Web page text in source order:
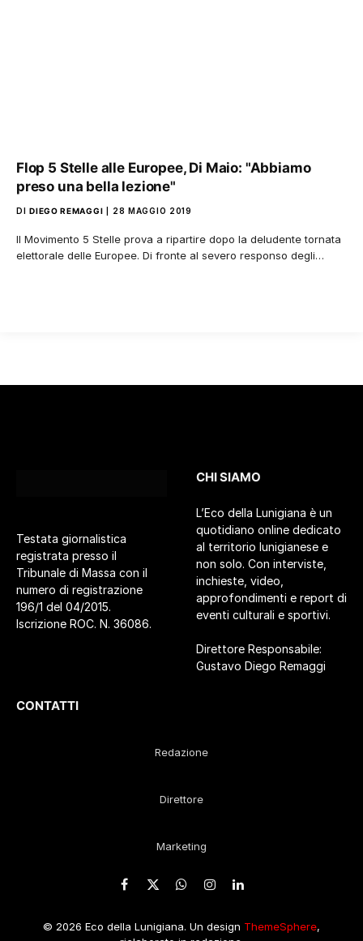
Flop 5 Stelle alle Europee, Di Maio: "Abbiamo
preso una bella lezione"
DI DIEGO REMAGGI 28 MAGGIO 2019
Il Movimento 5 Stelle prova a ripartire dopo la deludente tornata
elettorale delle Europee. Di fronte al severo responso degli…
Testata giornalistica
registrata presso il
Tribunale di Massa con il
numero di registrazione
196/1 del 04/2015.
Iscrizione ROC. N. 36086.
CHI SIAMO
L’Eco della Lunigiana è un
quotidiano online dedicato
al territorio lunigianese e
non solo. Con interviste,
inchieste, video,
approfondimenti e report di
eventi culturali e sportivi.
Direttore Responsabile:
Gustavo Diego Remaggi
CONTATTI
Redazione
Direttore
Marketing
Facebook
X
WhatsApp
Instagram
LinkedIn
© 2026 Eco della Lunigiana. Un design ThemeSphere,